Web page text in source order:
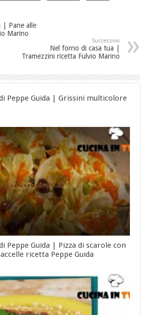
| Pane alle
Marino
Successivo
Nel forno di casa tua |
Tramezzini ricetta Fulvio Marino
Peppe Guida | Grissini multicolore
Peppe Guida | Pizza di scarole con
ricetta Peppe Guida